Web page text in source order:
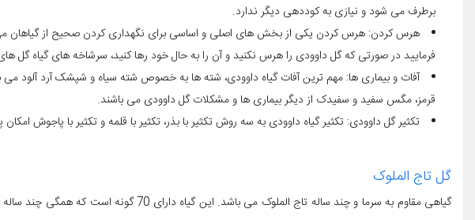
برطرف می شود و نیازی به کوددهی دیگر ندارد.
هرس کردن: هرس کردن یکی از بخش های اصلی و اساسی برای نگهداری کردن صحیح از گیاهان
فرمایید در صورتی که گل داوودی را هرس نکنید و آن را به حال خود رها کنید، سرشاخه های گیاه گل
آفات و بیماری ها: مهم ترین آفات گیاه داوودی، شته ها به خصوص شته سیاه و شپشک آرد آلود می
قرمز، مگس سفید و سفیدک از دیگر بیماری ها و مشکلات گل داوودی می باشند.
تکثیر گل داوودی: تکثیر گیاه داوودی به سه روش تکثیر با بذر، تکثیر با قلمه و تکثیر با پاجوش
گل تاج الملوک
گیاهی مقاوم به سرما و چند ساله تاج